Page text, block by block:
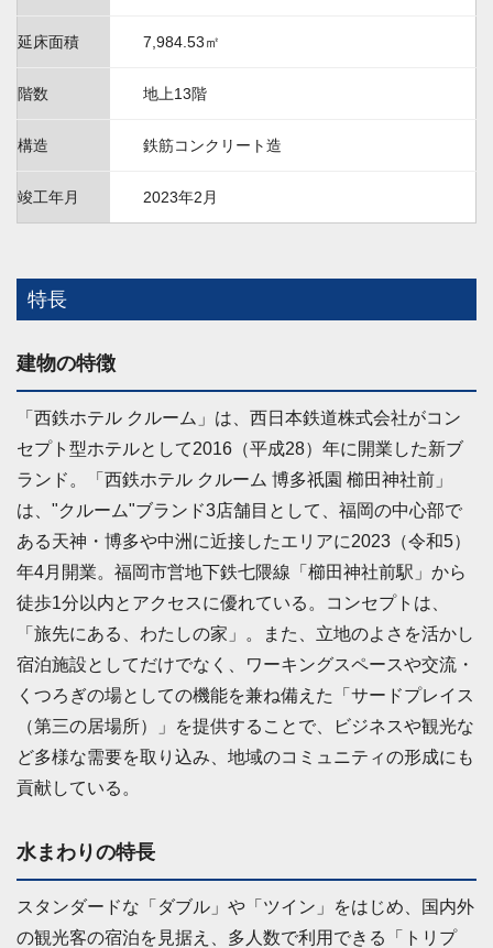
延床面積 7,984.53㎡
階数 地上13階
構造 鉄筋コンクリート造
竣工年月 2023年2月
特長
建物の特徴
「西鉄ホテル クルーム」は、西日本鉄道株式会社がコン
セプト型ホテルとして2016（平成28）年に開業した新ブ
ランド。「西鉄ホテル クルーム 博多祇園 櫛田神社前」
は、"クルーム"ブランド3店舗目として、福岡の中心部で
ある天神・博多や中洲に近接したエリアに2023（令和5）
年4月開業。福岡市営地下鉄七隈線「櫛田神社前駅」から
徒歩1分以内とアクセスに優れている。コンセプトは、
「旅先にある、わたしの家」。また、立地のよさを活かし
宿泊施設としてだけでなく、ワーキングスペースや交流・
くつろぎの場としての機能を兼ね備えた「サードプレイス
（第三の居場所）」を提供することで、ビジネスや観光な
ど多様な需要を取り込み、地域のコミュニティの形成にも
貢献している。
水まわりの特長
スタンダードな「ダブル」や「ツイン」をはじめ、国内外
の観光客の宿泊を見据え、多人数で利用できる「トリプ